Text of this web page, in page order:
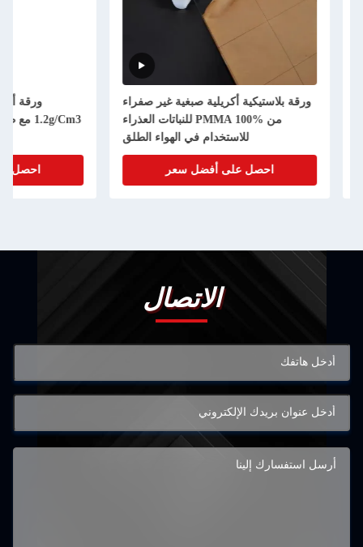
أكريلية صبغية غير صفراء
من PMMA 100% للنباتات العذراء
للاستخدام في الهواء الطلق
احصل على أفضل سعر
ورقة أكريليك صافية
1.2g/Cm3 مع طبقة حماية فوق البنفسجية
احصل على أفضل سعر
الاتصال